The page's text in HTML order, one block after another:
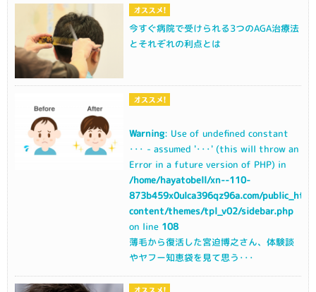
今すぐ病院で受けられる3つのAGA治療法
とそれぞれの利点とは
Warning: Use of undefined constant
･･･ - assumed '･･･' (this will throw an
Error in a future version of PHP) in
/home/hayatobell/xn--110-
873b459x0ulca396qz96a.com/
content/themes/tpl_v02/sidebar.php
on line 108
薄毛から復活した宮迫博之さん、体験談
やヤフー知恵袋を見て思う･･･